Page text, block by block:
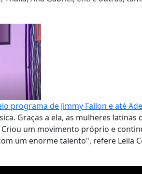
programa de Jimmy Fallon e até
Graças a ela, as mulheres
um movimento próprio e
um enorme talento", refere Leila